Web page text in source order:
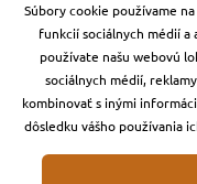
Podmienky ochrany
Zásady používanie
Krmiva Pučálka na
Instagran
Súbory cookie používame
funkcií sociálnych médií a
používate našu webovú
sociálnych médií,
kombinovať s inými
dôsledku vášho používania